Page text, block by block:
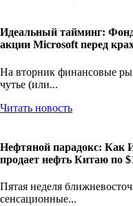
Идеальный тайминг: Фонд
акции Microsoft перед
На вторник финансовые
чутье (или...
Читать новость
Нефтяной парадокс: Как
продает нефть Китаю по
Пятая неделя
сенсационные...